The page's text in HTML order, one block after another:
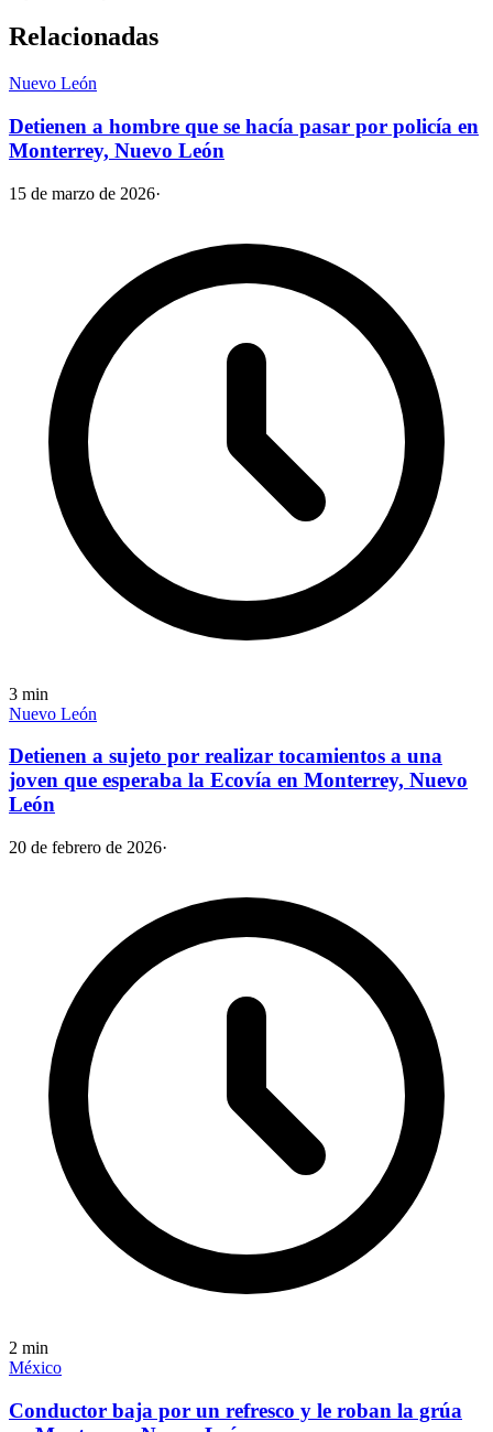
Relacionadas
Nuevo León
Detienen a hombre que se hacía pasar por policía en
Monterrey, Nuevo León
15 de marzo de 2026·
3 min
Nuevo León
Detienen a sujeto por realizar tocamientos a una
joven que esperaba la Ecovía en Monterrey, Nuevo
León
20 de febrero de 2026·
2 min
México
Conductor baja por un refresco y le roban la grúa